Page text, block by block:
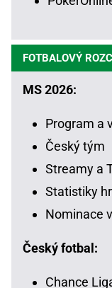
FOTBALOVÝ
MS 2026:
Program a
Český tým
Streamy a
Statistiky
Nominace
Český fotbal:
Chance